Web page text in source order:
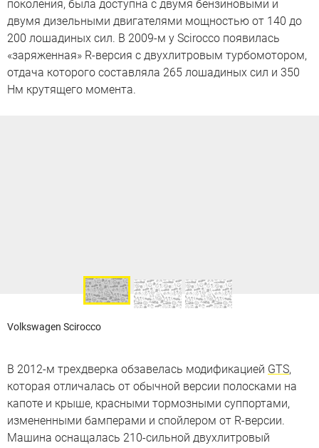
поколения, была доступна с двумя бензиновыми и
двумя дизельными двигателями мощностью от 140 до
200 лошадиных сил. В 2009-м у Scirocco появилась
«заряженная» R-версия с двухлитровым турбомотором,
отдача которого составляла 265 лошадиных сил и 350
Нм крутящего момента.
Volkswagen Scirocco
В 2012-м трехдверка обзавелась модификацией GTS,
которая отличалась от обычной версии полосками на
капоте и крыше, красными тормозными суппортами,
измененными бамперами и спойлером от R-версии.
Машина оснащалась 210-сильной двухлитровый